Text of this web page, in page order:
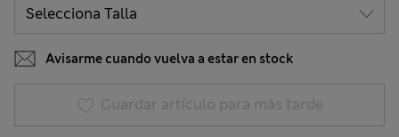
Avisarme cuando vuelva a estar en stock
Guardar artículo para más tarde